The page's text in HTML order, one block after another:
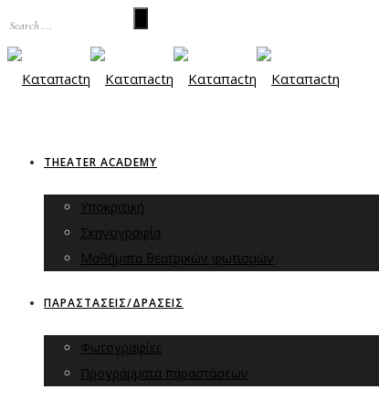
THEATER ACADEMY
Υποκριτική
Σκηνογραφία
Μαθήματα θεατρικών φωτισμών
ΠΑΡΑΣΤΑΣΕΙΣ/ΔΡΑΣΕΙΣ
Φωτογραφίες
Προγράμματα παραστάσεων